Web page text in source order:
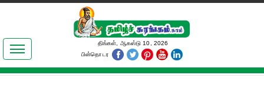
இலக்கியங்கள்
தமிழ் உலகம்
திங்கள், ஆகஸ்டு 10, 2026
பின்தொடர